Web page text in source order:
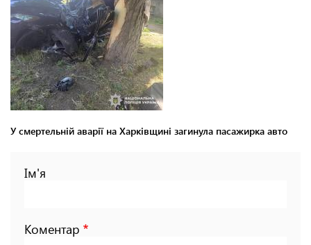
У смертельній аварії на Харківщині загинула пасажирка авто
Ім'я
Коментар